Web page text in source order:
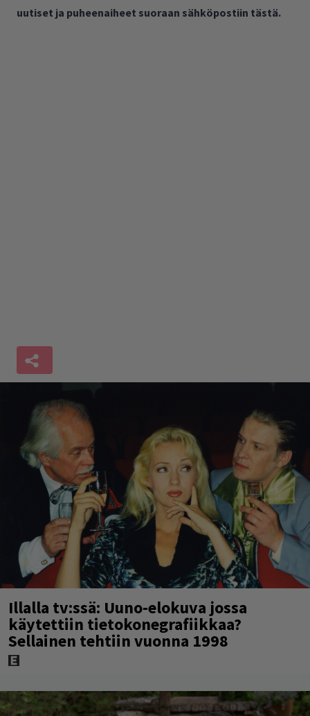
uutiset ja puheenaiheet suoraan sähköpostiin tästä.
Illalla tv:ssä: Uuno-elokuva jossa
käytettiin tietokonegrafiikkaa?
Sellainen tehtiin vuonna 1998